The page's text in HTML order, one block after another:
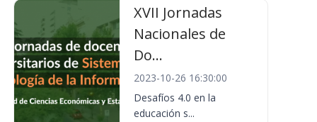
XVII Jornadas
Nacionales de
Do...
2023-10-26 16:30:00
Desafíos 4.0 en la
educación s...